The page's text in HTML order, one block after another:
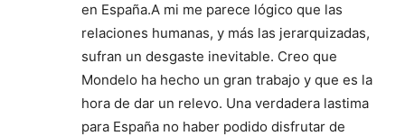
en España.A mi me parece lógico que las
relaciones humanas, y más las jerarquizadas,
sufran un desgaste inevitable. Creo que
Mondelo ha hecho un gran trabajo y que es la
hora de dar un relevo. Una verdadera lastima
para España no haber podido disfrutar de